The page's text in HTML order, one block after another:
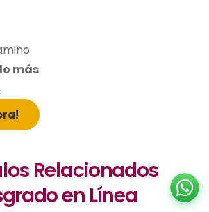
más
Relacionados
en Línea